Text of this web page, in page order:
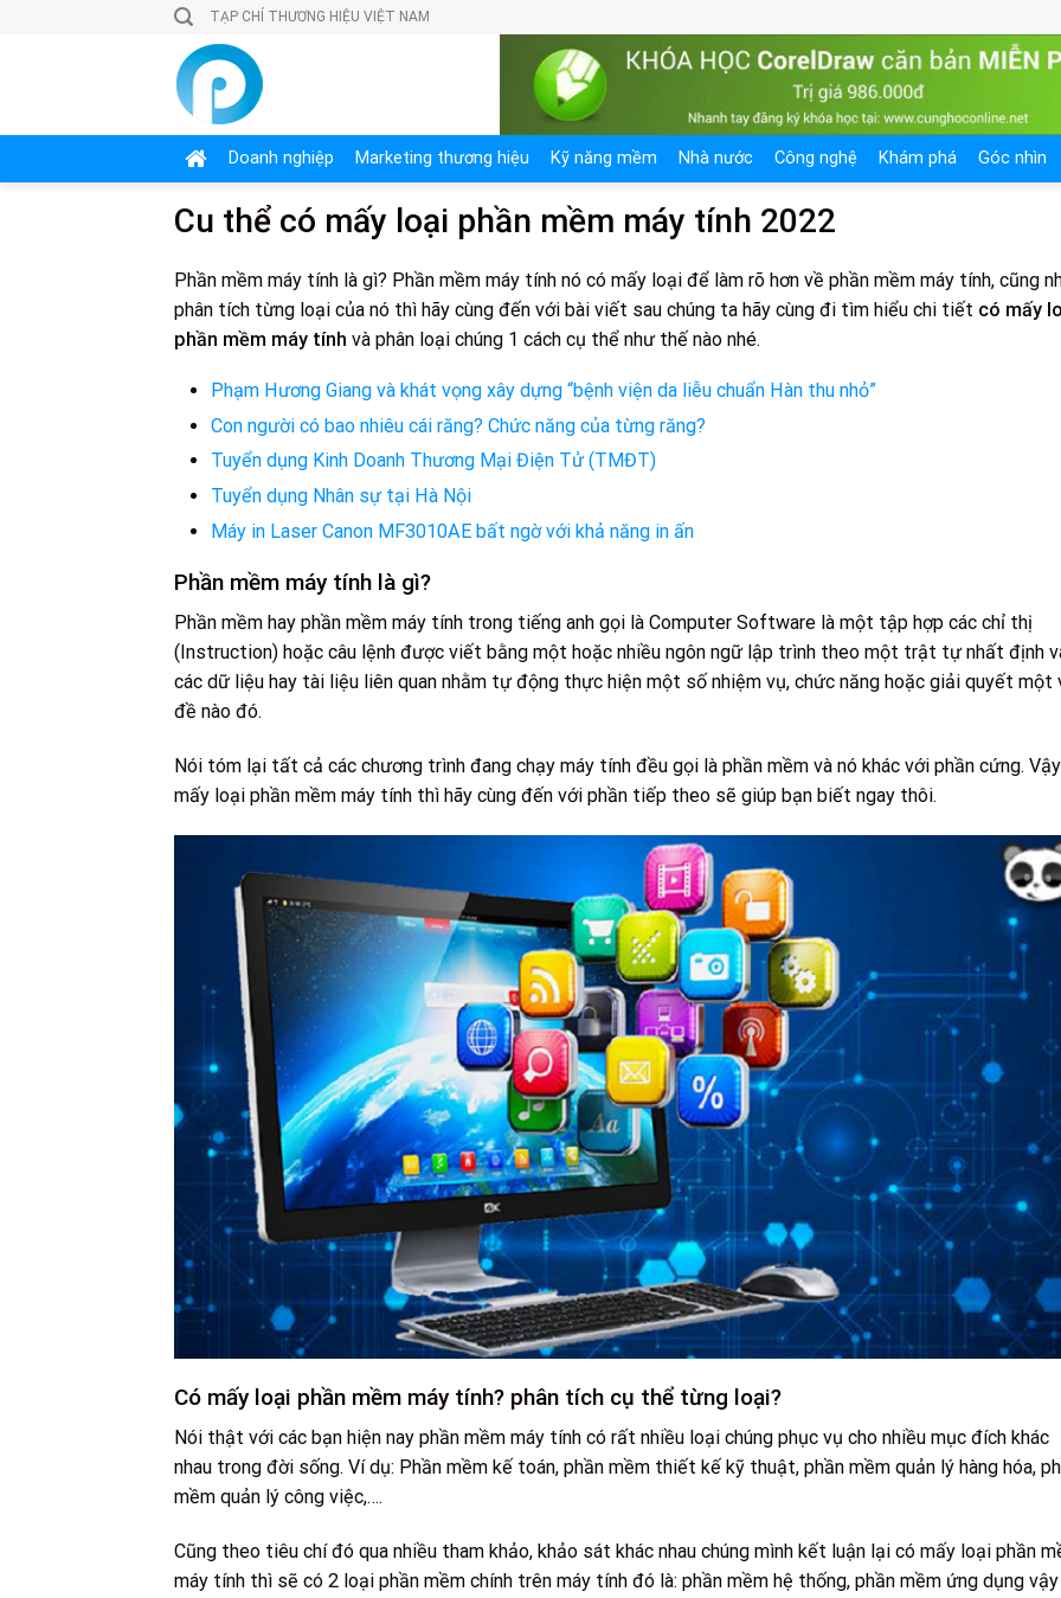
TẠP CHÍ THƯƠNG HIỆU VIỆT NAM
Doanh nghiệp Marketing thương hiệu Kỹ năng mềm Nhà nước Công nghệ Khám phá Góc nhìn
Cu thể có mấy loại phần mềm máy tính 2022
Phần mềm máy tính là gì? Phần mềm máy tính nó có mấy loại để làm rõ hơn về phần mềm máy tính, cũng
phân tích từng loại của nó thì hãy cùng đến với bài viết sau chúng ta hãy cùng đi tìm hiểu chi tiết có mấy
phần mềm máy tính và phân loại chúng 1 cách cụ thể như thế nào nhé.
Phạm Hương Giang và khát vọng xây dựng “bệnh viện da liễu chuẩn Hàn thu nhỏ”
Con người có bao nhiêu cái răng? Chức năng của từng răng?
Tuyển dụng Kinh Doanh Thương Mại Điện Tử (TMĐT)
Tuyển dụng Nhân sự tại Hà Nội
Máy in Laser Canon MF3010AE bất ngờ với khả năng in ấn
Phần mềm máy tính là gì?
Phần mềm hay phần mềm máy tính trong tiếng anh gọi là Computer Software là một tập hợp các chỉ thị
(Instruction) hoặc câu lệnh được viết bằng một hoặc nhiều ngôn ngữ lập trình theo một trật tự nhất định
các dữ liệu hay tài liệu liên quan nhằm tự động thực hiện một số nhiệm vụ, chức năng hoặc giải quyết một
đề nào đó.
Nói tóm lại tất cả các chương trình đang chạy máy tính đều gọi là phần mềm và nó khác với phần cứng.
mấy loại phần mềm máy tính thì hãy cùng đến với phần tiếp theo sẽ giúp bạn biết ngay thôi.
Có mấy loại phần mềm máy tính? phân tích cụ thể từng loại?
Nói thật với các bạn hiện nay phần mềm máy tính có rất nhiều loại chúng phục vụ cho nhiều mục đích khác
nhau trong đời sống. Ví dụ: Phần mềm kế toán, phần mềm thiết kế kỹ thuật, phần mềm quản lý hàng hóa,
mềm quản lý công việc,….
Cũng theo tiêu chí đó qua nhiều tham khảo, khảo sát khác nhau chúng mình kết luận lại có mấy loại phần
máy tính thì sẽ có 2 loại phần mềm chính trên máy tính đó là: phần mềm hệ thống, phần mềm ứng dụng